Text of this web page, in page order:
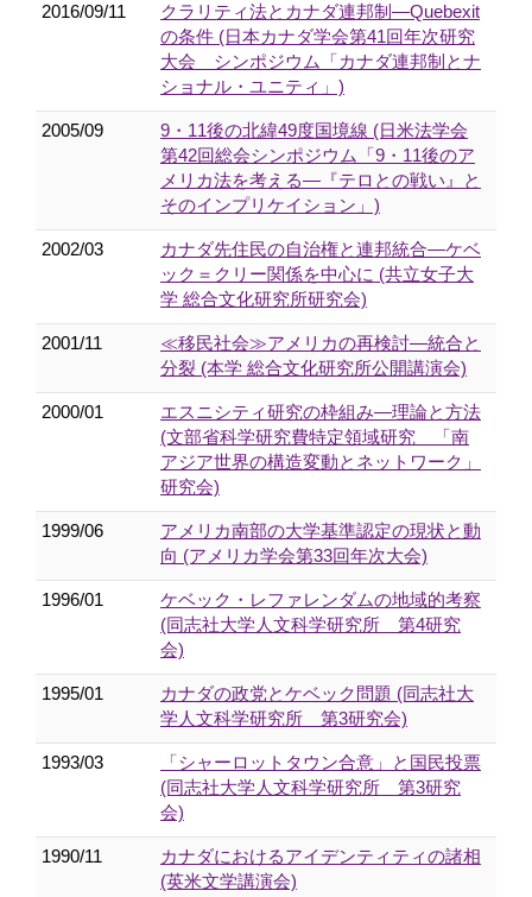
2016/09/11
クラリティ法とカナダ連邦制—Quebexit
の条件 (日本カナダ学会第41回年次研究
大会 シンポジウム「カナダ連邦制とナ
ショナル・ユニティ」)
2005/09
9・11後の北緯49度国境線 (日米法学会
第42回総会シンポジウム「9・11後のア
メリカ法を考える―『テロとの戦い』と
そのインプリケイション」)
2002/03
カナダ先住民の自治権と連邦統合―ケベ
ック＝クリー関係を中心に (共立女子大
学 総合文化研究所研究会)
2001/11
≪移民社会≫アメリカの再検討―統合と
分裂 (本学 総合文化研究所公開講演会)
2000/01
エスニシティ研究の枠組み―理論と方法
(文部省科学研究費特定領域研究 「南
アジア世界の構造変動とネットワーク」
研究会)
1999/06
アメリカ南部の大学基準認定の現状と動
向 (アメリカ学会第33回年次大会)
1996/01
ケベック・レファレンダムの地域的考察
(同志社大学人文科学研究所 第4研究
会)
1995/01
カナダの政党とケベック問題 (同志社大
学人文科学研究所 第3研究会)
1993/03
「シャーロットタウン合意」と国民投票
(同志社大学人文科学研究所 第3研究
会)
1990/11
カナダにおけるアイデンティティの諸相
(英米文学講演会)